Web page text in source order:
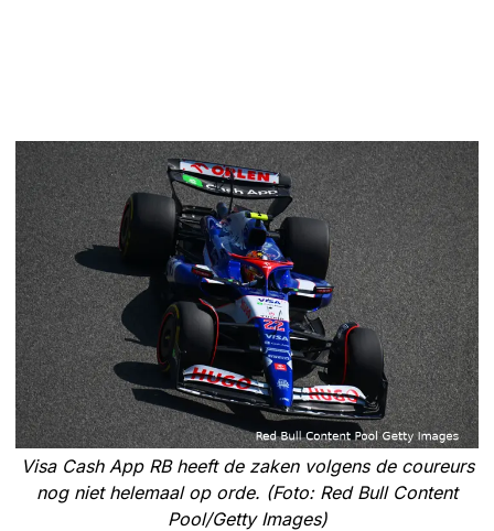
Visa Cash App RB heeft de zaken volgens de coureurs
nog niet helemaal op orde. (Foto: Red Bull Content
Pool/Getty Images)